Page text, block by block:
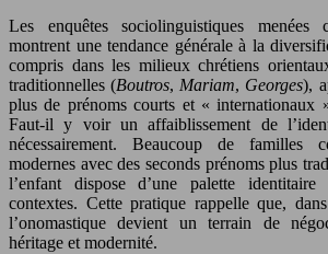
Les enquêtes sociolinguistiques menées
montrent une tendance générale à la
compris dans les milieux chrétiens
traditionnelles (Boutros,Mariam, Georges),
plus de prénoms courts et « internationaux
Faut-il y voir un affaiblissement de
nécessairement. Beaucoup de familles
modernes avec des seconds prénoms plus
l’enfant dispose d’une palette
contextes. Cette pratique rappelle que,
l’onomastique devient un terrain de
héritage et modernité.